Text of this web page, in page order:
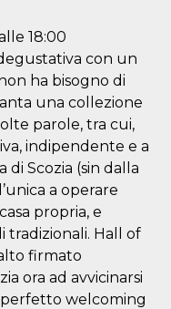
18:00
con un
ha bisogno di
una collezione
parole, tra cui,
indipendente e a
Scozia (sin dalla
a operare
propria, e
tradizionali. Hall of
firmato
ora ad avvicinarsi
welcoming
1 anno
Cookie from
CloudFlare
stores the proof
of challenge
passed. It is
used to no
longer issue a
captcha or
challenge if
required to
reach origin
server.
Sessione
Wordpress,
verifica che il
browser accetti i
cookie.